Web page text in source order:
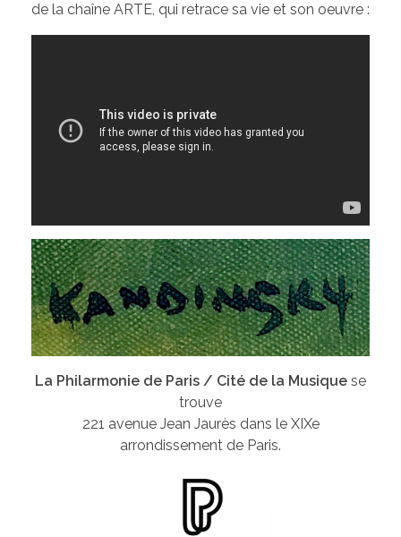
de la chaîne ARTE, qui retrace sa vie et son oeuvre :
La Philarmonie de Paris / Cité de la Musique se
trouve
221 avenue Jean Jaurès dans le XIXe
arrondissement de Paris.